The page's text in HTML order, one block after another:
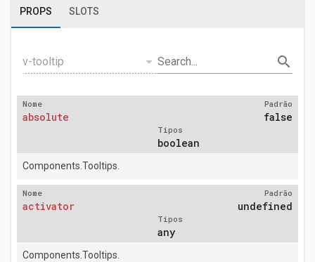
PROPS SLOTS
v-tooltip arrow_drop_down Search... search
Nome
absolute
Padrão
false
Tipos
boolean
Components.Tooltips.
Nome
activator
Padrão
undefined
Tipos
any
Components.Tooltips.